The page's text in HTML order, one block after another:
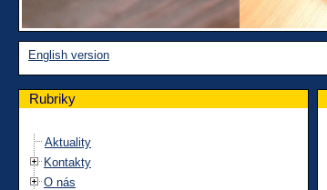
English version
Rubriky
Aktuality
Kontakty
O nás